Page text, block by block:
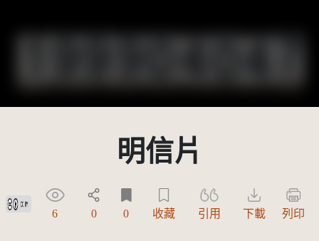
明信片
創用CC姓名標示 3.0 台灣及其後版本(CC BY 3.0 TW +)
6 0 0 收藏 引用 下載 列印